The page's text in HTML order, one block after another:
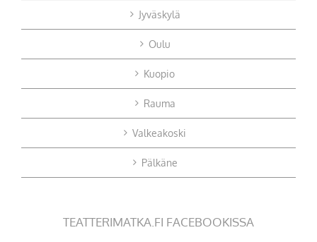
Jyväskylä
Oulu
Kuopio
Rauma
Valkeakoski
Pälkäne
TEATTERIMATKA.FI FACEBOOKISSA